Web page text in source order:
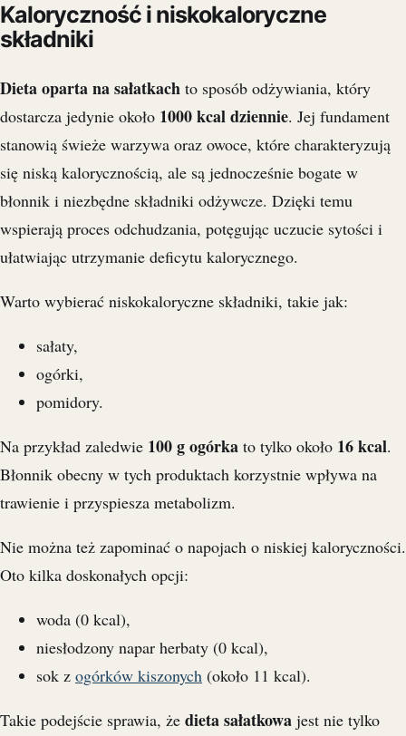
Kaloryczność i niskokaloryczne
składniki
Dieta oparta na sałatkach to sposób odżywiania, który
dostarcza jedynie około 1000 kcal dziennie. Jej fundament
stanowią świeże warzywa oraz owoce, które charakteryzują
się niską kalorycznością, ale są jednocześnie bogate w
błonnik i niezbędne składniki odżywcze. Dzięki temu
wspierają proces odchudzania, potęgując uczucie sytości i
ułatwiając utrzymanie deficytu kalorycznego.
Warto wybierać niskokaloryczne składniki, takie jak:
sałaty,
ogórki,
pomidory.
Na przykład zaledwie 100 g ogórka to tylko około 16 kcal.
Błonnik obecny w tych produktach korzystnie wpływa na
trawienie i przyspiesza metabolizm.
Nie można też zapominać o napojach o niskiej kaloryczności.
Oto kilka doskonałych opcji:
woda (0 kcal),
niesłodzony napar herbaty (0 kcal),
sok z ogórków kiszonych (około 11 kcal).
Takie podejście sprawia, że dieta sałatkowa jest nie tylko